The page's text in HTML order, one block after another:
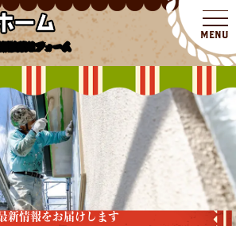
塗装リフォーム
新情報をお届けします